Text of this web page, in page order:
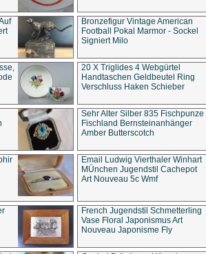
Bronzefigur Vintage American
Football Pokal Marmor - Sockel
Signiert Milo
20 X Triglides 4 Webgürtel
Handtaschen Geldbeutel Ring
Verschluss Haken Schieber
Sehr Alter Silber 835 Fischpunze
Fischland Bernsteinanhänger
Amber Butterscotch
Email Ludwig Vierthaler Winhart
MÜnchen Jugendstil Cachepot
Art Nouveau 5c Wmf
French Jugendstil Schmetterling
Vase Floral Japonismus Art
Nouveau Japonisme Fly